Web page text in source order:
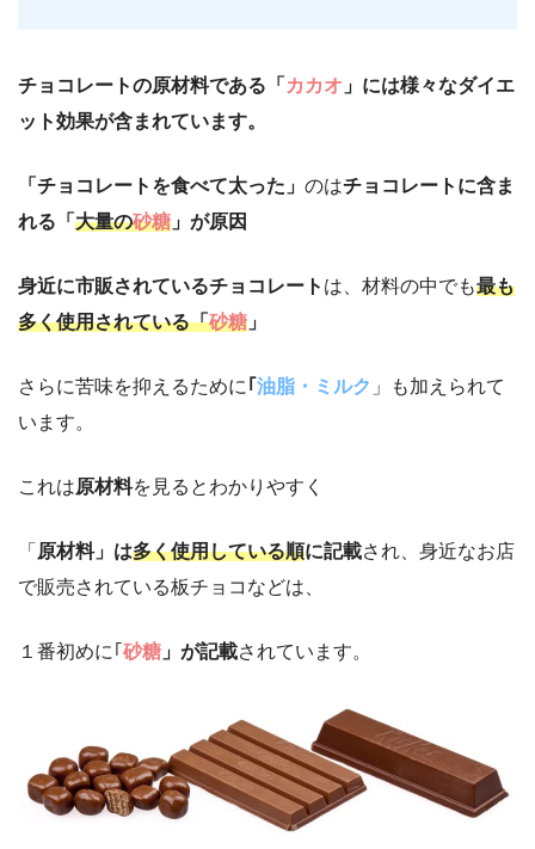
チョコレートの原材料である「 カカオ 」には様々なダイエ
ット効果が含まれています。
「チョコレートを食べて太った」 のはチョコレートに含ま
れる「 大量の砂糖 」が原因
身近に市販されているチョコレート は、材料の中でも最も
多く使用されている「砂糖 」
さらに苦味を抑えるために ｢油脂・ミルク 」も加えられて
います。
これは原材料を見るとわかりやすく
「 原材料」は多く使用している順に記載され、身近なお店
で販売されている板チョコなどは、
１番初めに｢ 砂糖 」が記載されています。